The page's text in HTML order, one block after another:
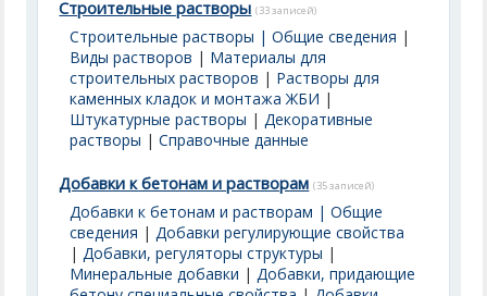
Строительные растворы (33 записей)
Строительные растворы | Общие сведения |
Виды растворов | Материалы для
строительных растворов | Растворы для
каменных кладок и монтажа ЖБИ |
Штукатурные растворы |Декоративные
растворы |Справочные данные
Добавки к бетонам и растворам (35 записей)
Добавки к бетонам и растворам | Общие
сведения |Добавки регулирующие свойства
|Добавки, регуляторы структуры |
Минеральные добавки |Добавки, придающие